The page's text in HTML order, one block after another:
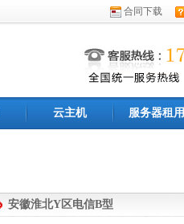
合同下载
云主机 服务器租用
安徽淮北Y区电信B型